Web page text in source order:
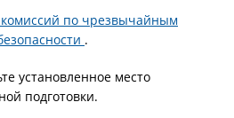
по чрезвычайным
.
установленное место
подготовки.